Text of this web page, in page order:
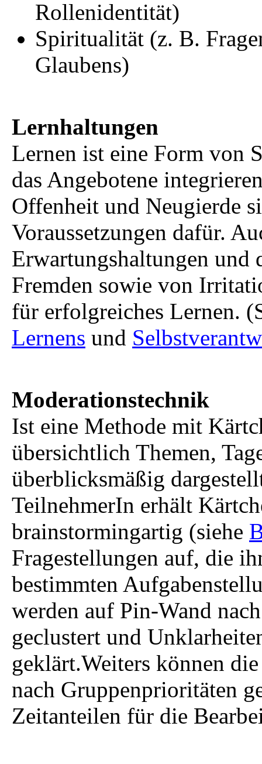
Rollenidentität)
Spiritualität (z. B.
Glaubens)
Lernhaltungen
Lernen ist eine Form von
das Angebotene
Offenheit und Neugierde
Voraussetzungen dafür.
Erwartungshaltungen und
Fremden sowie von
für erfolgreiches Lernen.
Lernens und
Moderationstechnik
Ist eine Methode mit
übersichtlich Themen,
überblicksmäßig
TeilnehmerIn erhält
brainstormingartig (siehe
Fragestellungen auf, die
bestimmten
werden auf Pin-Wand
geclustert und
geklärt.Weiters können
nach Gruppenprioritäten
Zeitanteilen für die